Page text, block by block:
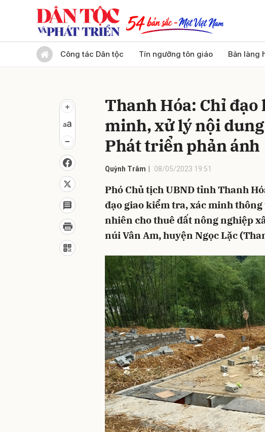
Công tác Dân tộc Tín ngưỡng tôn giáo Bản làng
Thanh Hóa: Chỉ
minh, xử lý nội dung
Phát triển phản ánh
Quỳnh Trâm 08/05/2023 19:51
Phó Chủ tịch UBND tỉnh Thanh
đạo giao kiểm tra, xác minh
nhiên cho thuê đất nông nghiệp
núi Vân Am, huyện Ngọc Lặc
Gửi bình